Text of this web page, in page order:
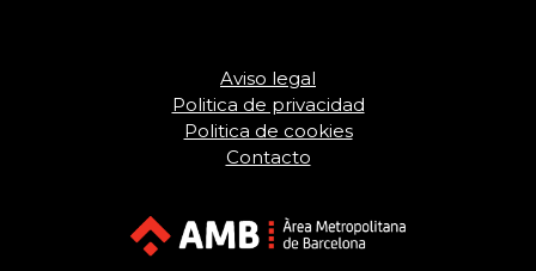
Aviso legal
Politica de privacidad
Politica de cookies
Contacto